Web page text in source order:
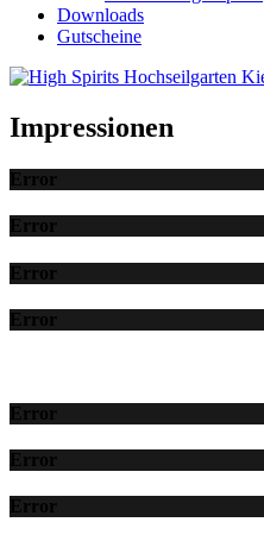
Downloads
Gutscheine
Impressionen
Error
Error
Error
Error
Error
Error
Error